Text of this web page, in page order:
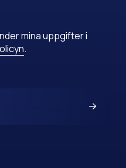
mina uppgifter i
.